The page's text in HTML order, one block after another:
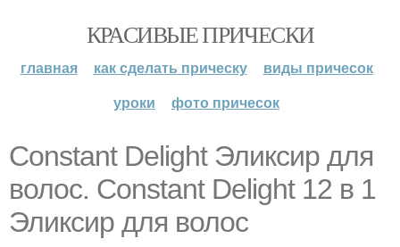
КРАСИВЫЕ ПРИЧЕСКИ
главная как сделать прическу
виды причесок
уроки
фото причесок
Constant Delight Эликсир для
волос. Constant Delight 12 в 1
Эликсир для волос